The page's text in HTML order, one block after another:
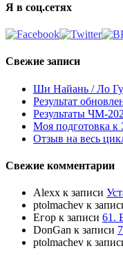
Я в соц.сетях
Свежие записи
Ши Найань / Ло
Результат
Результаты ЧМ-
Моя подготовка к
Отзыв на весь
Свежие комментарии
Alexx к записи
ptolmachev к
Егор к записи 61.
DonGan к записи
ptolmachev к